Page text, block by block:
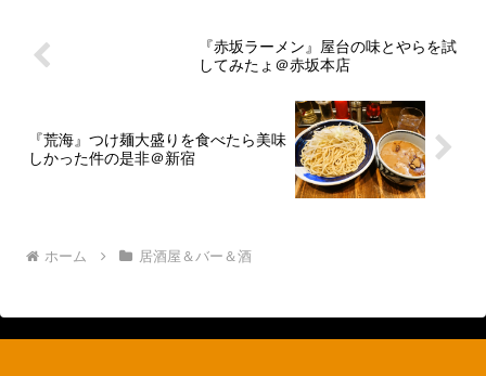
『赤坂ラーメン』屋台の味とやらを試
してみたょ＠赤坂本店
『荒海』つけ麺大盛りを食べたら美味
しかった件の是非＠新宿
ホーム 居酒屋＆バー＆酒